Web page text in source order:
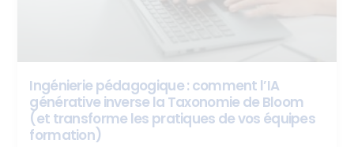
Ingénierie pédagogique : comment l’IA
générative inverse la Taxonomie de Bloom
(et transforme les pratiques de vos équipes
formation)